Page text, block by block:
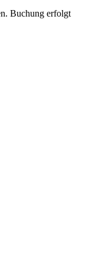
Buchung erfolgt